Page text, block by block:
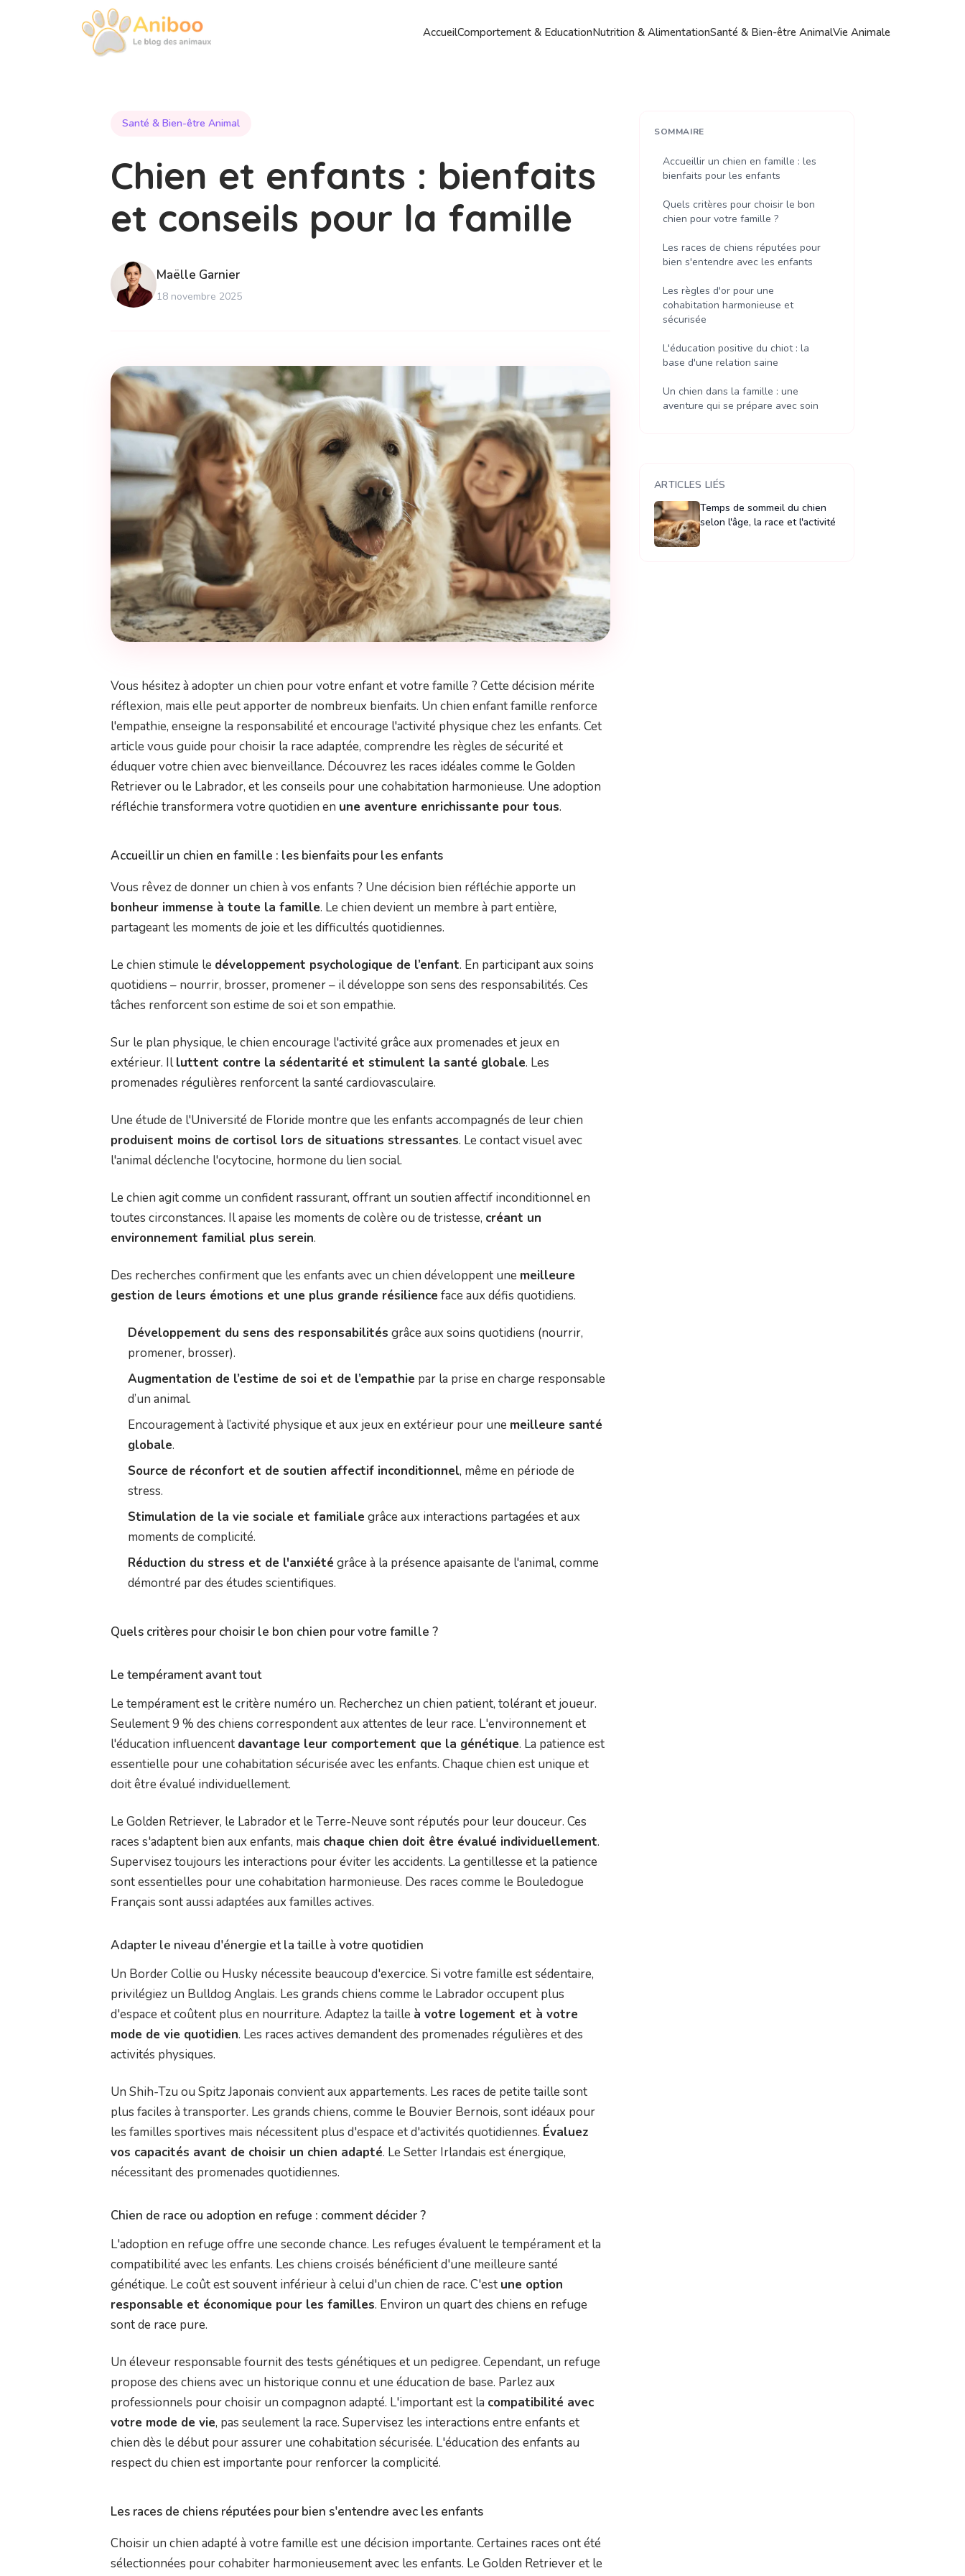
AccueilComportement & EducationNutrition & AlimentationSanté & Bien-être AnimalVie Animale
Santé & Bien-être Animal
Chien et enfants : bienfaits
et conseils pour la famille
Maëlle Garnier
18 novembre 2025
Vous hésitez à adopter un chien pour votre enfant et votre famille ? Cette décision mérite
réflexion, mais elle peut apporter de nombreux bienfaits. Un chien enfant famille renforce
l'empathie, enseigne la responsabilité et encourage l'activité physique chez les enfants. Cet
article vous guide pour choisir la race adaptée, comprendre les règles de sécurité et
éduquer votre chien avec bienveillance. Découvrez les races idéales comme le Golden
Retriever ou le Labrador, et les conseils pour une cohabitation harmonieuse. Une adoption
réfléchie transformera votre quotidien en une aventure enrichissante pour tous.
Accueillir un chien en famille : les bienfaits pour les enfants
Vous rêvez de donner un chien à vos enfants ? Une décision bien réfléchie apporte un
bonheur immense à toute la famille. Le chien devient un membre à part entière,
partageant les moments de joie et les difficultés quotidiennes.
Le chien stimule le développement psychologique de l’enfant. En participant aux soins
quotidiens – nourrir, brosser, promener – il développe son sens des responsabilités. Ces
tâches renforcent son estime de soi et son empathie.
Sur le plan physique, le chien encourage l'activité grâce aux promenades et jeux en
extérieur. Illuttent contre la sédentarité et stimulent la santé globale. Les
promenades régulières renforcent la santé cardiovasculaire.
Une étude de l'Université de Floride montre que les enfants accompagnés de leur chien
produisent moins de cortisol lors de situations stressantes. Le contact visuel avec
l'animal déclenche l'ocytocine, hormone du lien social.
Le chien agit comme un confident rassurant, offrant un soutien affectif inconditionnel en
toutes circonstances. Il apaise les moments de colère ou de tristesse, créant un
environnement familial plus serein.
Des recherches confirment que les enfants avec un chien développent une meilleure
gestion de leurs émotions et une plus grande résilience face aux défis quotidiens.
Développement du sens des responsabilités grâce aux soins quotidiens (nourrir,
promener, brosser).
Augmentation de l’estime de soi et de l’empathie par la prise en charge responsable
d’un animal.
Encouragement à l’activité physique et aux jeux en extérieur pour une meilleure santé
globale.
Source de réconfort et de soutien affectif inconditionnel, même en période de
stress.
Stimulation de la vie sociale et familiale grâce aux interactions partagées et aux
moments de complicité.
Réduction du stress et de l'anxiété grâce à la présence apaisante de l'animal, comme
démontré par des études scientifiques.
Quels critères pour choisir le bon chien pour votre famille ?
Le tempérament avant tout
Le tempérament est le critère numéro un. Recherchez un chien patient, tolérant et joueur.
Seulement 9 % des chiens correspondent aux attentes de leur race. L'environnement et
l'éducation influencent davantage leur comportement que la génétique. La patience est
essentielle pour une cohabitation sécurisée avec les enfants. Chaque chien est unique et
doit être évalué individuellement.
Le Golden Retriever, le Labrador et le Terre-Neuve sont réputés pour leur douceur. Ces
races s'adaptent bien aux enfants, mais chaque chien doit être évalué individuellement.
Supervisez toujours les interactions pour éviter les accidents. La gentillesse et la patience
sont essentielles pour une cohabitation harmonieuse. Des races comme le Bouledogue
Français sont aussi adaptées aux familles actives.
Adapter le niveau d'énergie et la taille à votre quotidien
Un Border Collie ou Husky nécessite beaucoup d'exercice. Si votre famille est sédentaire,
privilégiez un Bulldog Anglais. Les grands chiens comme le Labrador occupent plus
d'espace et coûtent plus en nourriture. Adaptez la taille à votre logement et à votre
mode de vie quotidien. Les races actives demandent des promenades régulières et des
activités physiques.
Un Shih-Tzu ou Spitz Japonais convient aux appartements. Les races de petite taille sont
plus faciles à transporter. Les grands chiens, comme le Bouvier Bernois, sont idéaux pour
les familles sportives mais nécessitent plus d'espace et d'activités quotidiennes. Évaluez
vos capacités avant de choisir un chien adapté. Le Setter Irlandais est énergique,
nécessitant des promenades quotidiennes.
Chien de race ou adoption en refuge : comment décider ?
L'adoption en refuge offre une seconde chance. Les refuges évaluent le tempérament et la
compatibilité avec les enfants. Les chiens croisés bénéficient d'une meilleure santé
génétique. Le coût est souvent inférieur à celui d'un chien de race. C'est une option
responsable et économique pour les familles. Environ un quart des chiens en refuge
sont de race pure.
Un éleveur responsable fournit des tests génétiques et un pedigree. Cependant, un refuge
propose des chiens avec un historique connu et une éducation de base. Parlez aux
professionnels pour choisir un compagnon adapté. L'important est la compatibilité avec
votre mode de vie, pas seulement la race. Supervisez les interactions entre enfants et
chien dès le début pour assurer une cohabitation sécurisée. L'éducation des enfants au
respect du chien est importante pour renforcer la complicité.
Les races de chiens réputées pour bien s'entendre avec les enfants
Choisir un chien adapté à votre famille est une décision importante. Certaines races ont été
sélectionnées pour cohabiter harmonieusement avec les enfants. Le Golden Retriever et le
SOMMAIRE
Accueillir un chien en famille : les
bienfaits pour les enfants
Quels critères pour choisir le bon
chien pour votre famille ?
Les races de chiens réputées pour
bien s'entendre avec les enfants
Les règles d'or pour une
cohabitation harmonieuse et
sécurisée
L'éducation positive du chiot : la
base d'une relation saine
Un chien dans la famille : une
aventure qui se prépare avec soin
ARTICLES LIÉS
Temps de sommeil du chien
selon l'âge, la race et l'activité